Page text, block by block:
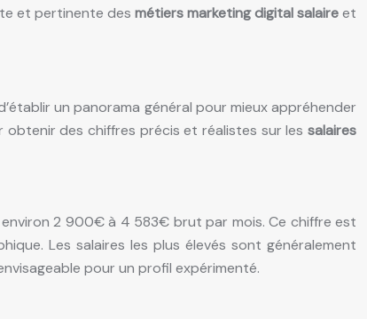
et pertinente des métiers marketing digital salaireet
un panorama général pour mieux appréhender
des chiffres précis et réalistes sur les salaires
2 900€ à 4 583€ brut par mois. Ce chiffre est
Les salaires les plus élevés sont généralement
pour un profil expérimenté.